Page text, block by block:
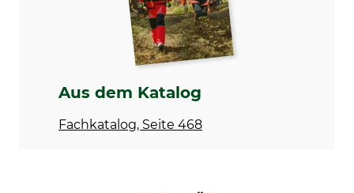
Höhe (außen)
20 cm
Gewicht
Aus dem Katalog
Fachkatalog, Seite 468